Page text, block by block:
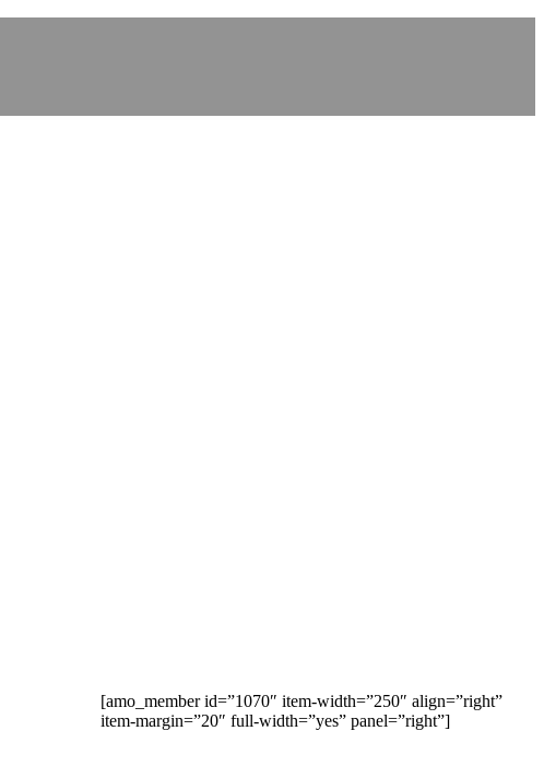
[amo_member id=”1070″ item-width=”250″ align=”right”
item-margin=”20″ full-width=”yes” panel=”right”]